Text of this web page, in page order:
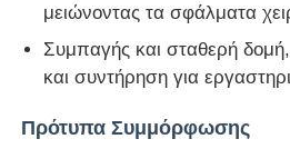
μειώνοντας τα σφάλματα
Συμπαγής και σταθερή
και συντήρηση για
Πρότυπα Συμμόρφωσης